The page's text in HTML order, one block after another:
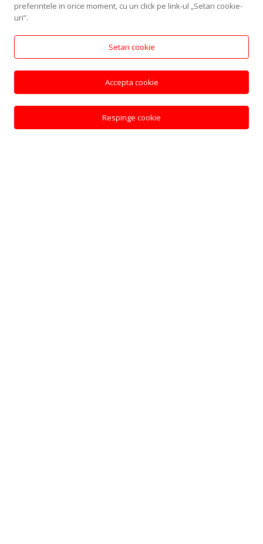
GIULIA & A. E. SERVICII S.R.L.
CIF: 40230785
Reg. com.: J12/5257/2018
+40 739 460 099
preferintele in orice moment, cu un click pe link-ul „Setari cookie-
uri”.
Setari cookie
Accepta cookie
Respinge cookie